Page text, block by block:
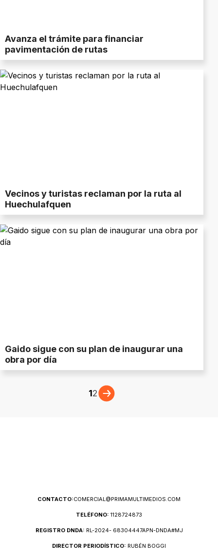
Avanza el trámite para financiar
pavimentación de rutas
Vecinos y turistas reclaman por la ruta al
Huechulafquen
Gaido sigue con su plan de inaugurar una
obra por día
12
CONTACTO:COMERCIAL@PRIMAMULTIMEDIOS.COM
TELÉFONO: 1128724873
REGISTRO DNDA: RL-2024- 68304447APN-DNDA#MJ
DIRECTOR PERIODÍSTICO: RUBÉN BOGGI